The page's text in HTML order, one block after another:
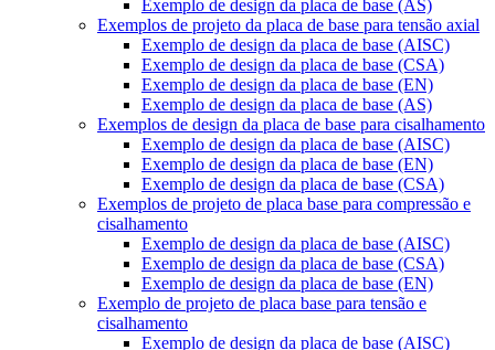
Exemplo de design da placa de base (AS)
Exemplos de projeto da placa de base para tensão axial
Exemplo de design da placa de base (AISC)
Exemplo de design da placa de base (CSA)
Exemplo de design da placa de base (EN)
Exemplo de design da placa de base (AS)
Exemplos de design da placa de base para cisalhamento
Exemplo de design da placa de base (AISC)
Exemplo de design da placa de base (EN)
Exemplo de design da placa de base (CSA)
Exemplos de projeto de placa base para compressão e
cisalhamento
Exemplo de design da placa de base (AISC)
Exemplo de design da placa de base (CSA)
Exemplo de design da placa de base (EN)
Exemplo de projeto de placa base para tensão e
cisalhamento
Exemplo de design da placa de base (AISC)